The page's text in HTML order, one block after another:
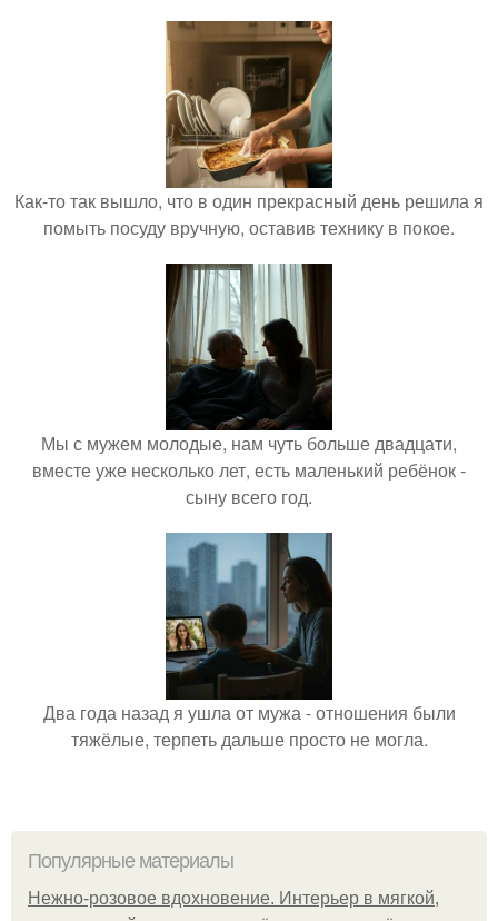
Как-то так вышло, что в один прекрасный день решила я
помыть посуду вручную, оставив технику в покое.
Мы с мужем молодые, нам чуть больше двадцати,
вместе уже несколько лет, есть маленький ребёнок -
сыну всего год.
Два года назад я ушла от мужа - отношения были
тяжёлые, терпеть дальше просто не могла.
Популярные материалы
Нежно-розовое вдохновение. Интерьер в мягкой,